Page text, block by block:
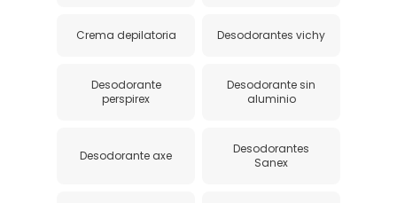
Crema depilatoria Desodorantes vichy
Desodorante
perspirex
Desodorante sin
aluminio
Desodorante axe
Desodorantes
Sanex